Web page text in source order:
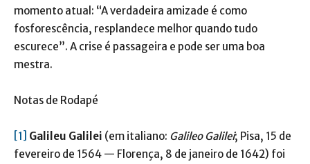
momento atual: “A verdadeira amizade é como
fosforescência, resplandece melhor quando tudo
escurece”. A crise é passageira e pode ser uma boa
mestra.
Notas de Rodapé
[1] Galileu Galilei (em italiano: Galileo Galilei; Pisa, 15 de
fevereiro de 1564 — Florença, 8 de janeiro de 1642) foi